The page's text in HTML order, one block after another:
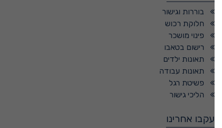
בוררות וגישור
חלוקת רכוש
פינוי מושכר
רישום בטאבו
תאונות ילדים
תאונות עבודה
פשיטת רגל
הליכי גישור
עקבו אחרינו